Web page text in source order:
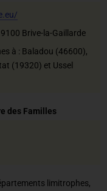
Brive-la-Gaillarde
à : Baladou (46600),
(19320) et Ussel
des Familles
limitrophes,